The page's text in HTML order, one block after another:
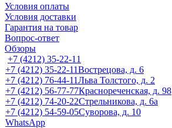
Условия оплаты
Условия доставки
Гарантия на товар
Вопрос-ответ
Обзоры
+7 (4212) 35-22-11
+7 (4212) 35-22-11Вострецова, д. 6
+7 (4212) 76-44-11Льва Толстого, д. 2
+7 (4212) 56-77-77Краснореченская, д. 98
+7 (4212) 74-20-22Стрельникова, д. 6а
+7 (4212) 54-59-05Суворова, д. 10
WhatsApp